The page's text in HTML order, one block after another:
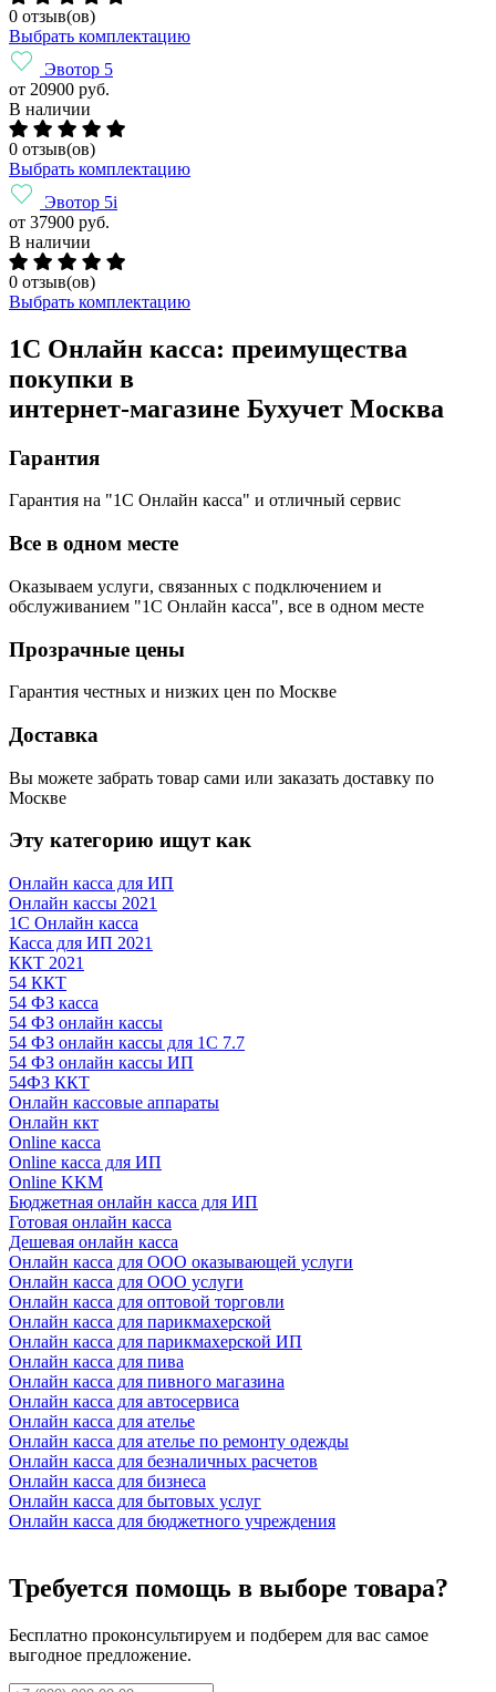
0 отзыв(ов)
Выбрать комплектацию
Эвотор 5
от 20900 руб.
В наличии
0 отзыв(ов)
Выбрать комплектацию
Эвотор 5i
от 37900 руб.
В наличии
0 отзыв(ов)
Выбрать комплектацию
1С Онлайн касса: преимущества
покупки в
интернет-магазине Бухучет Москва
Гарантия
Гарантия на "1С Онлайн касса" и отличный сервис
Все в одном месте
Оказываем услуги, связанных с подключением и
обслуживанием "1С Онлайн касса", все в одном месте
Прозрачные цены
Гарантия честных и низких цен по Москве
Доставка
Вы можете забрать товар сами или заказать доставку по
Москве
Эту категорию ищут как
Онлайн касса для ИП
Онлайн кассы 2021
1С Онлайн касса
Касса для ИП 2021
ККТ 2021
54 ККТ
54 ФЗ касса
54 ФЗ онлайн кассы
54 ФЗ онлайн кассы для 1С 7.7
54 ФЗ онлайн кассы ИП
54ФЗ ККТ
Онлайн кассовые аппараты
Онлайн ккт
Online касса
Online касса для ИП
Online KKM
Бюджетная онлайн касса для ИП
Готовая онлайн касса
Дешевая онлайн касса
Онлайн касса для ООО оказывающей услуги
Онлайн касса для ООО услуги
Онлайн касса для оптовой торговли
Онлайн касса для парикмахерской
Онлайн касса для парикмахерской ИП
Онлайн касса для пива
Онлайн касса для пивного магазина
Онлайн касса для автосервиса
Онлайн касса для ателье
Онлайн касса для ателье по ремонту одежды
Онлайн касса для безналичных расчетов
Онлайн касса для бизнеса
Онлайн касса для бытовых услуг
Онлайн касса для бюджетного учреждения
Требуется помощь в выборе товара?
Бесплатно проконсультируем и подберем для вас самое
выгодное предложение.